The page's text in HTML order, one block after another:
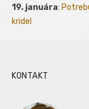
19. januára:
kridel
KONTAKT